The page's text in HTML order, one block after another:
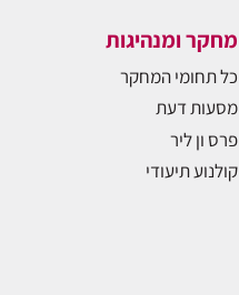
מחקר ומנהיגות
כל תחומי המחקר
מסעות דעת
פרס ון ליר
קולנוע תיעודי